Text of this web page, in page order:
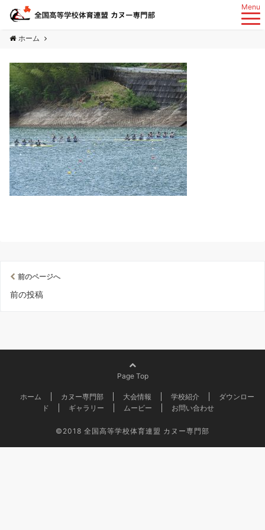
Menu
ホーム
前のページへ
前の投稿
Page Top
ホーム カヌー専門部 大会情報 学校紹介
ダウンロー
ド
ギャラリー ムービー お問い合わせ
©2018 全国高等学校体育連盟 カヌー専門部